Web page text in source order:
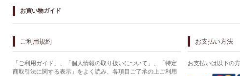
お買い物ガイド
ご利用規約
「ご利用ガイド」、「個人情報の取り扱いについて」、「特定
商取引法に関する表示」をよく読み、各項目ご了承の上ご利用
お支払い方法
お支払いは以下の